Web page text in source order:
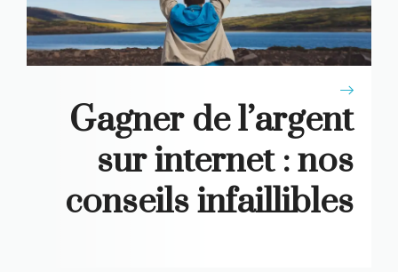
Gagner de l’argent
sur internet : nos
conseils infaillibles